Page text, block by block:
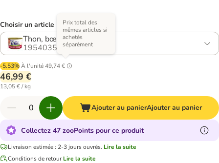
Choisir un article (5 variantes)
Thon, bœuf, jambon
1954035.1
-5.53%À l'unité49,74 €
Prix total des
mêmes articles si
achetés
séparément
46,99 €
13,05 € / kg
Ajouter au panierAjouter au panier
Collectez 47 zooPoints pour ce produit
Livraison estimée : 2-3 jours ouvrés. Lire la suite
Conditions de retour Lire la suite